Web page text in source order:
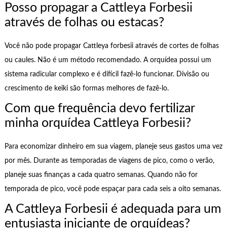
Posso propagar a Cattleya Forbesii
através de folhas ou estacas?
Você não pode propagar Cattleya forbesii através de cortes de folhas
ou caules. Não é um método recomendado. A orquídea possui um
sistema radicular complexo e é difícil fazê-lo funcionar. Divisão ou
crescimento de keiki são formas melhores de fazê-lo.
Com que frequência devo fertilizar
minha orquídea Cattleya Forbesii?
Para economizar dinheiro em sua viagem, planeje seus gastos uma vez
por mês. Durante as temporadas de viagens de pico, como o verão,
planeje suas finanças a cada quatro semanas. Quando não for
temporada de pico, você pode espaçar para cada seis a oito semanas.
A Cattleya Forbesii é adequada para um
entusiasta iniciante de orquídeas?